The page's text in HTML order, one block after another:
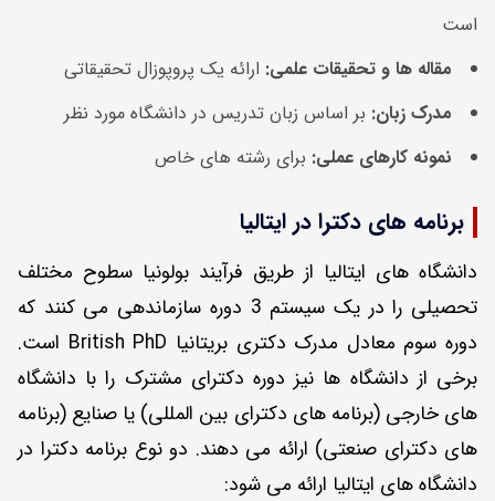
است
مقاله ها و تحقیقات علمی: ارائه یک پروپوزال تحقیقاتی
مدرک زبان: بر اساس زبان تدریس در دانشگاه مورد نظر
نمونه کارهای عملی: برای رشته های خاص
برنامه های دکترا در ایتالیا
دانشگاه های ایتالیا از طریق فرآیند بولونیا سطوح مختلف
تحصیلی را در یک سیستم 3 دوره سازماندهی می کنند که
دوره سوم معادل مدرک دکتری بریتانیا British PhD است.
برخی از دانشگاه ‌ها نیز دوره دکترای مشترک را با دانشگاه
‌های خارجی (برنامه های دکترای بین ‌المللی) یا صنایع (برنامه
های دکترای صنعتی) ارائه می‌ دهند. دو نوع برنامه دکترا در
دانشگاه های ایتالیا ارائه می شود: